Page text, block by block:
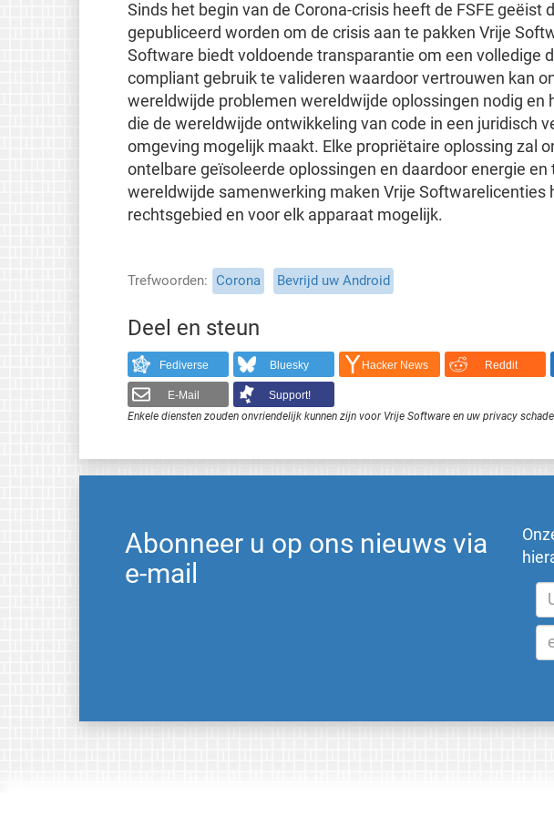
Sinds het begin van de Corona-crisis heeft de FSFE geëist
gepubliceerd worden om de crisis aan te pakken Vrije
Software biedt voldoende transparantie om een volledige
compliant gebruik te valideren waardoor vertrouwen kan
wereldwijde problemen wereldwijde oplossingen nodig en
die de wereldwijde ontwikkeling van code in een juridisch
omgeving mogelijk maakt. Elke propriëtaire oplossing zal
ontelbare geïsoleerde oplossingen en daardoor energie
wereldwijde samenwerking maken Vrije Softwarelicenties
rechtsgebied en voor elk apparaat mogelijk.
Trefwoorden Corona Bevrijd uw Android
Deel en steun
Fediverse Bluesky Hacker News Reddit
E-Mail
Support!
Enkele diensten zouden onvriendelijk kunnen zijn voor Vrije Software en uw privacy
Abonneer u op ons nieuws via
e-mail